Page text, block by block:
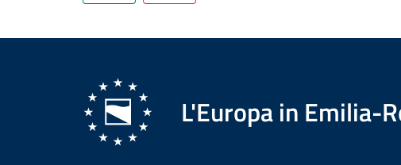
L'Europa in Emilia-